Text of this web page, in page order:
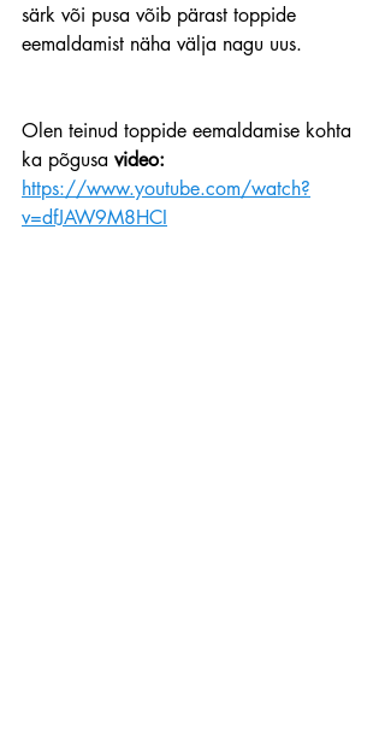
särk või pusa võib pärast toppide
eemaldamist näha välja nagu uus.
Olen teinud toppide eemaldamise kohta
ka põgusa video:
https://www.youtube.com/watch?
v=dfJAW9M8HCI